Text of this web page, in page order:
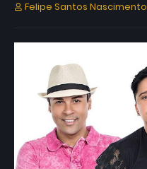
Felipe Santos Nascimento